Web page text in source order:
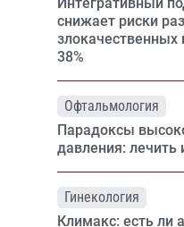
снижает риски
злокачественных
38%
Офтальмология
Парадоксы
давления: лечить
Гинекология
Климакс: есть ли